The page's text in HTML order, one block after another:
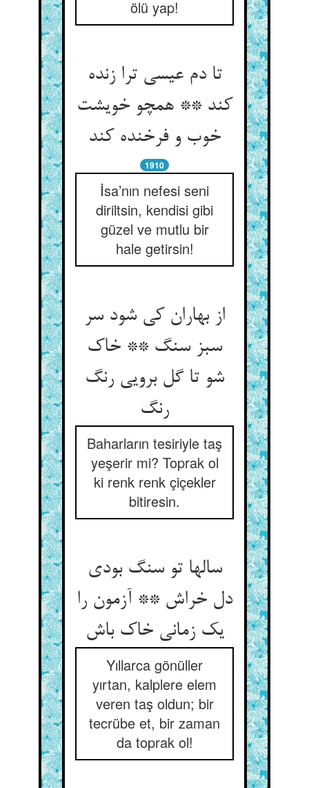
ölü yap!
تا دم عیسی ترا زنده
کند ** همچو خویشت
خوب و فرخنده کند
1910
İsa’nın nefesi seni
diriltsin, kendisi gibi
güzel ve mutlu bir
hale getirsin!
از بهاران کی شود سر
سبز سنگ ** خاک
شو تا گل برویی رنگ
Baharların tesiriyle taş
yeşerir mi? Toprak ol
ki renk renk çiçekler
bitiresin.
سالها تو سنگ بودی
دل خراش ** آزمون را
یک زمانی خاک باش‌‌
Yıllarca gönüller
yırtan, kalplere elem
veren taş oldun; bir
tecrübe et, bir zaman
da toprak ol!